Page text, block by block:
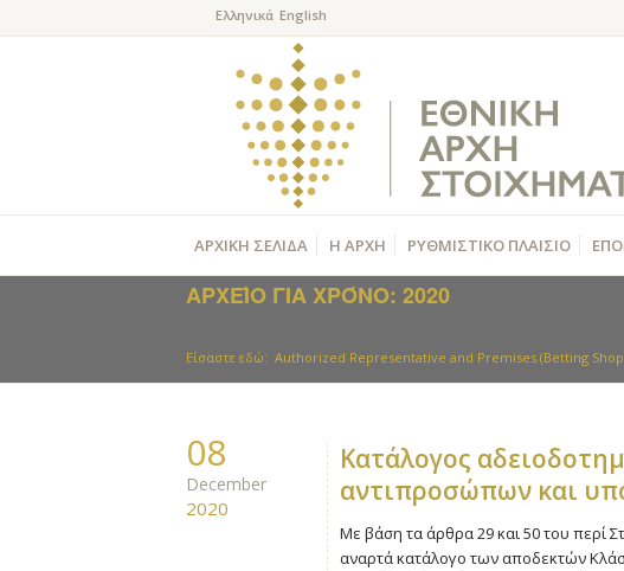
ΑΡΧΙΚΗ ΣΕΛΙΔΑ Η ΑΡΧΗ ΡΥΘΜΙΣΤΙΚΟ ΠΛΑΙΣΙΟ
ΑΡΧΕΊΟ ΓΙΑ ΧΡΌΝΟ: 2020
Είσαστε εδώ: Authorized Representative and Premises (Betting
08
December
2020
Kατάλογος
αντιπροσώπων και
Με βάση τα άρθρα 29 και 50 του περί
αναρτά κατάλογο των αποδεκτών